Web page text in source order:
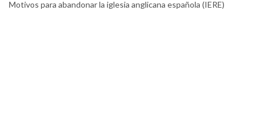
Motivos para abandonar la iglesia anglicana española (IERE)